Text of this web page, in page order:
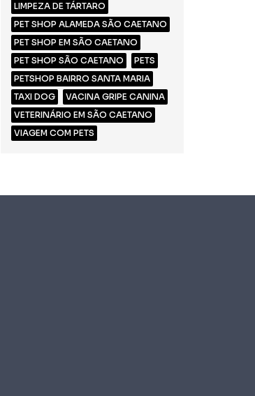
LIMPEZA DE TÁRTARO
PET SHOP ALAMEDA SÃO CAETANO
PET SHOP EM SÃO CAETANO
PET SHOP SÃO CAETANO
PETS
PETSHOP BAIRRO SANTA MARIA
TAXI DOG
VACINA GRIPE CANINA
VETERINÁRIO EM SÃO CAETANO
VIAGEM COM PETS